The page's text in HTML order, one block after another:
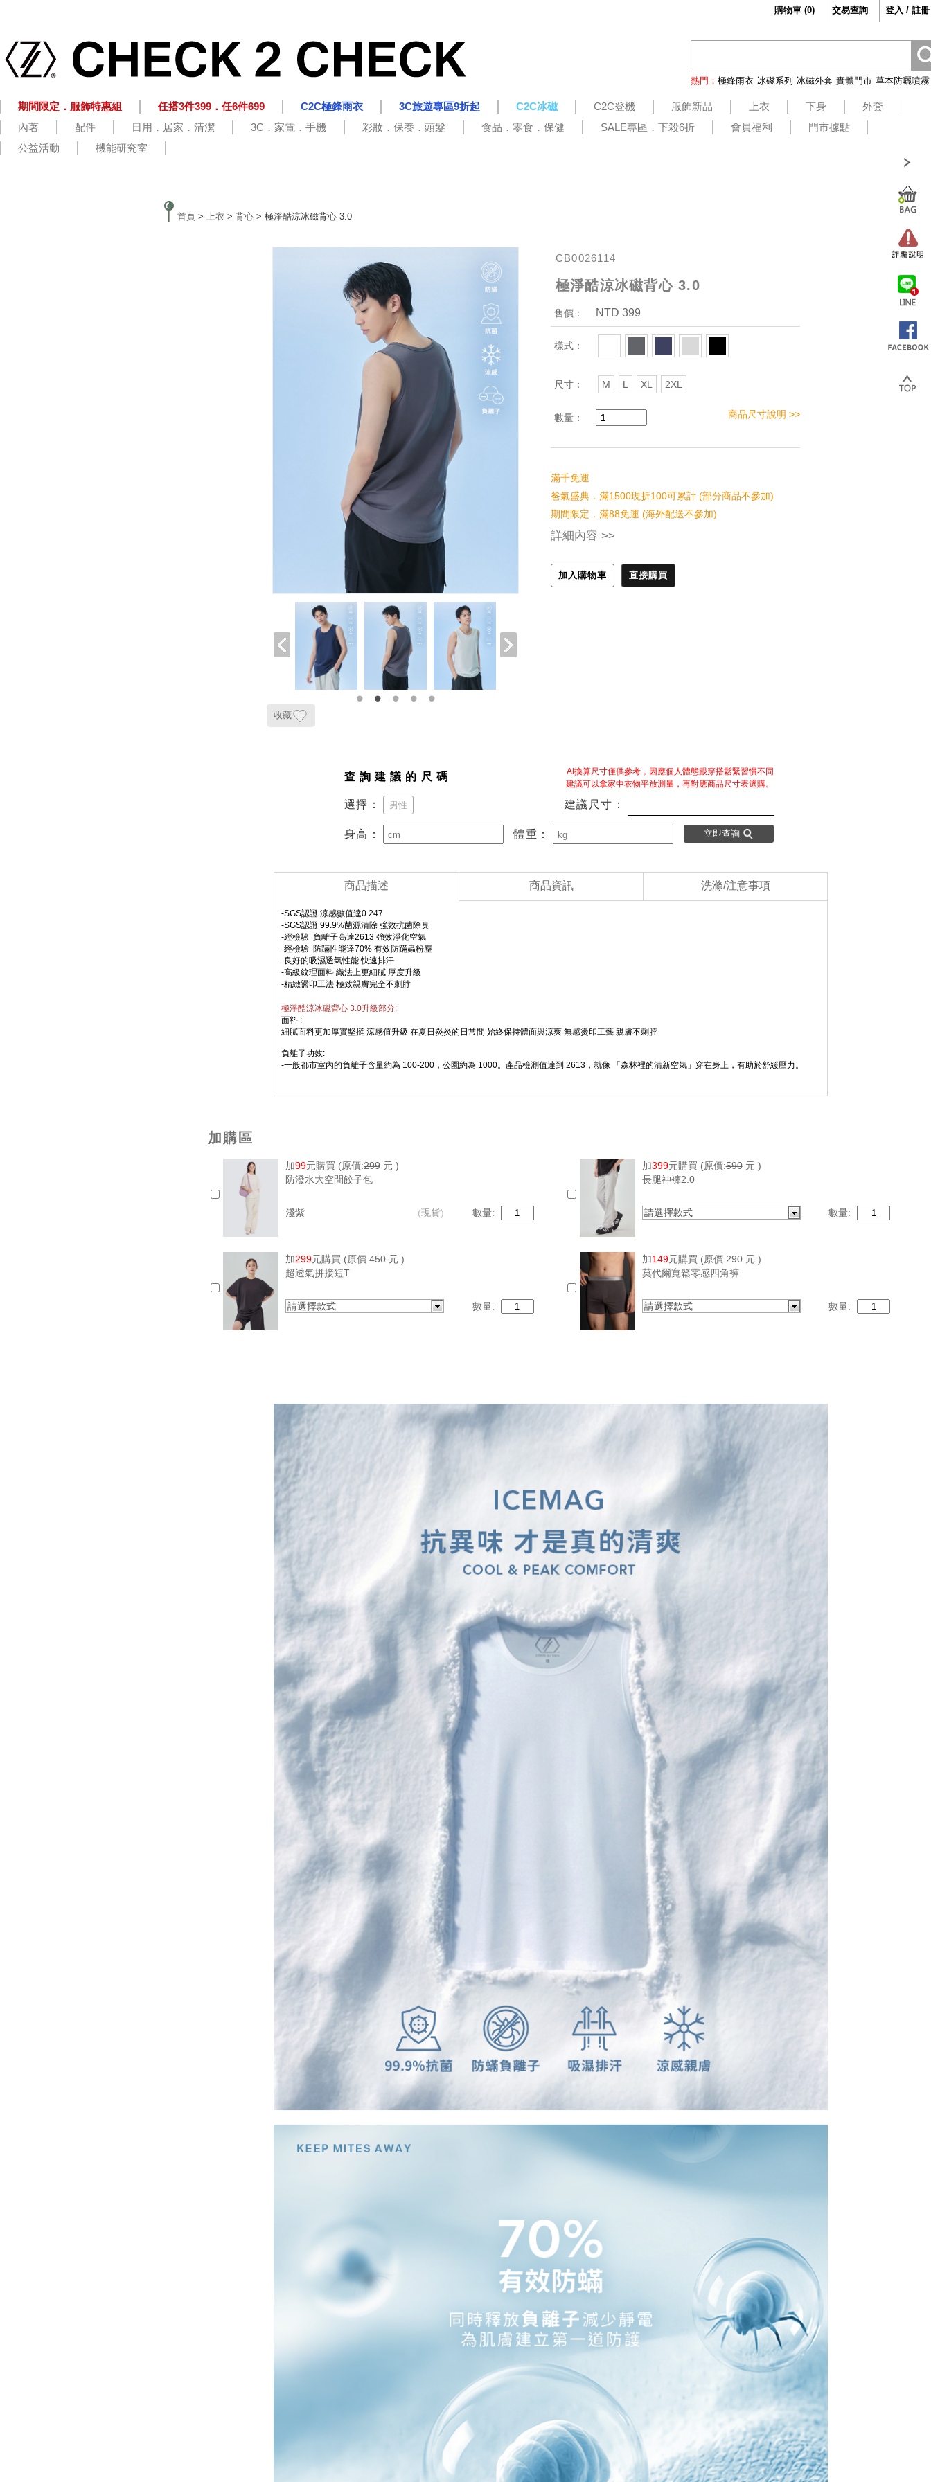
熱門： 極鋒雨衣 冰磁系列 冰磁外套 實體門市 草本防曬噴霧
期間限定．服飾特惠組 任搭3件399．任6件699 C2C極鋒雨衣 3C旅遊專區9折起 C2C冰磁 C2C登機 服飾新品 上衣 下身
外套
內著
配件 日用．居家．清潔 3C．家電．手機 彩妝．保養．頭髮 食品．零食．保健 SALE專區．下殺6折 會員福利
門市據點
公益活動
機能研究室
購物車 (0) 交易查詢 登入 / 註冊
首頁 > 上衣 > 背心 > 極淨酷涼冰磁背心 3.0
收藏
CB0026114
極淨酷涼冰磁背心 3.0
售價： NTD 399
樣式：
尺寸： M L XL 2XL
數量： 商品尺寸說明 >>
滿千免運
爸氣盛典．滿1500現折100可累計 (部分商品不參加)
期間限定．滿88免運 (海外配送不參加)
詳細內容 >>
加入購物車 直接購買
查詢建議的尺碼
AI換算尺寸僅供參考，因應個人體態跟穿搭鬆緊習慣不同
建議可以拿家中衣物平放測量，再對應商品尺寸表選購。
選擇： 男性 建議尺寸：
身高： 體重： 立即查詢
商品描述 商品資訊 洗滌/注意事項
-SGS認證 涼感數值達0.247
-SGS認證 99.9%菌源清除 強效抗菌除臭
-經檢驗 負離子高達2613 強效淨化空氣
-經檢驗 防蹣性能達70% 有效防蹣蟲粉塵
-良好的吸濕透氣性能 快速排汗
-高級紋理面料 織法上更細膩 厚度升級
-精緻盪印工法 極致親膚完全不刺脖
極淨酷涼冰磁背心 3.0升級部分:
面料 :
細膩面料更加厚實堅挺 涼感值升級 在夏日炎炎的日常間 始終保持體面與涼爽 無感燙印工藝 親膚不刺脖
負離子功效:
-一般都市室內的負離子含量約為 100-200，公園約為 1000。產品檢測值達到 2613，就像 「森林裡的清新空氣」穿在身上，有助於舒緩壓力。
-涼感的檢測標準
-Q-MAX值 大於0.13 可稱作涼感布料
-Q-Max就是瞬間接觸感溫標準（Touch Feeling of Warmth or Coolness／q-max）鑑測方法就是把測試的布料放在25度的實驗金屬平台上，再以加
熱至35度、接近人體的體溫金屬片，垂直的接觸樣布，透過儀器感測、並記錄數值，而「瞬間熱流失量」就是Q-Max，也就是當肌膚碰到布表面
後，讓肌膚溫度下降的數值。Q-Max數值越大，表示越有涼感，台灣紡拓會訂出的標準，是Q-Max等於或大於0.14才可以稱為涼感紗；標準檢驗局
加購區
加99元購買 (原價:299 元 )
防潑水大空間餃子包
淺紫 (現貨) 數量:
加399元購買 (原價:590元 )
長腿神褲2.0
請選擇款式 數量:
加299元購買 (原價:450 元 )
超透氣拼接短T
請選擇款式 數量:
加149元購買 (原價:290元 )
莫代爾寬鬆零感四角褲
請選擇款式 數量: